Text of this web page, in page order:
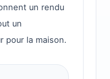
un rendu
un
pour la maison.